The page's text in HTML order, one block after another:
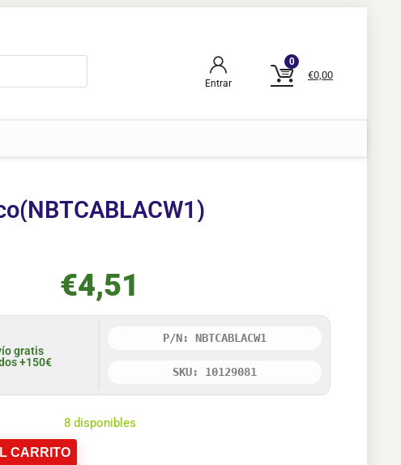
Entrar
0
€0,00
€4,51
gratis
+150€
P/N: NBTCABLACW1
SKU: 10129081
8 disponibles
CARRITO